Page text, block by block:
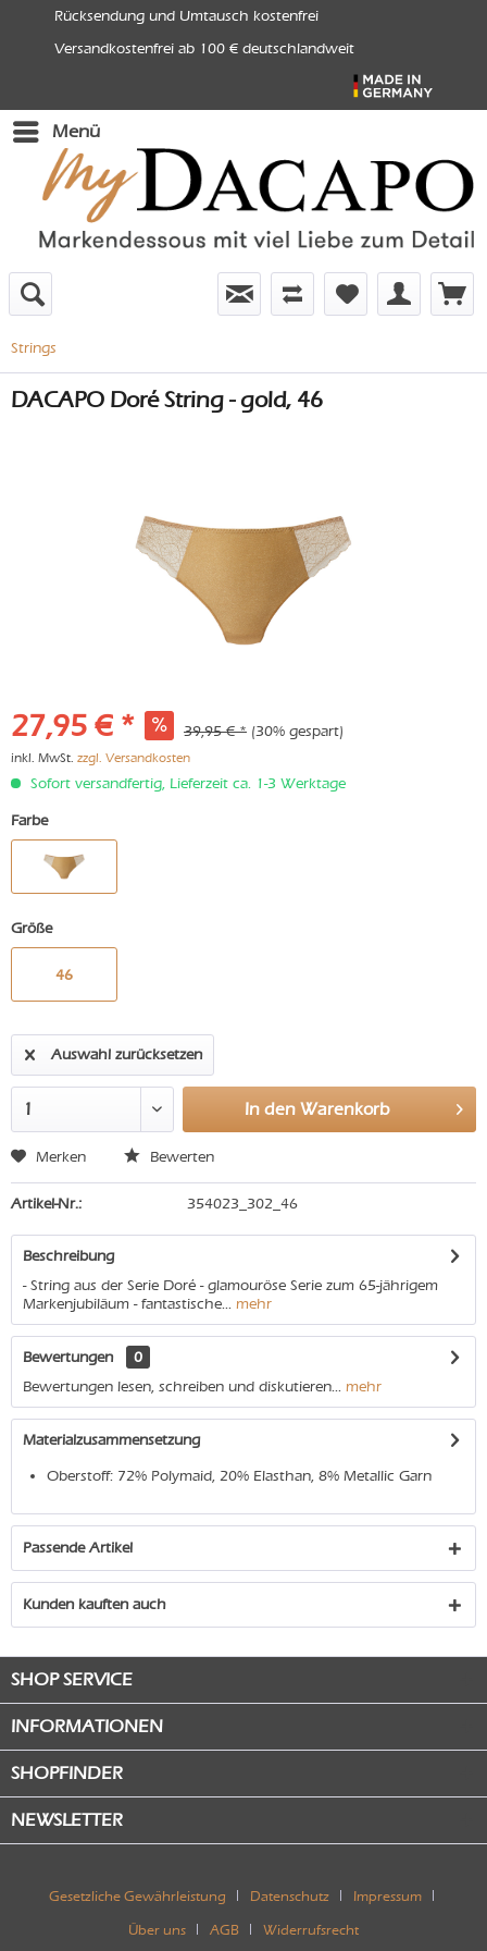
Rücksendung und Umtausch kostenfrei
Versandkostenfrei ab 100 € deutschlandweit
Menü
Strings
DACAPO Doré String - gold, 46
27,95 € * 39,95 € * (30% gespart)
inkl. MwSt. zzgl. Versandkosten
Sofort versandfertig, Lieferzeit ca. 1-3 Werktage
Farbe
Größe
46
Auswahl zurücksetzen
In den Warenkorb
Merken Bewerten
Artikel-Nr.: 354023_302_46
Beschreibung
- String aus der Serie Doré - glamouröse Serie zum 65-jährigem
Markenjubiläum - fantastische... mehr
Bewertungen
0
Bewertungen lesen, schreiben und diskutieren... mehr
Materialzusammensetzung
Oberstoff: 72% Polymaid, 20% Elasthan, 8% Metallic Garn
Passende Artikel
Kunden kauften auch
SHOP SERVICE
INFORMATIONEN
SHOPFINDER
NEWSLETTER
Gesetzliche Gewährleistung Datenschutz Impressum
Über uns AGB Widerrufsrecht